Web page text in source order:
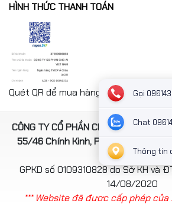
HÌNH THỨC THANH TOÁN
Quét QR để mua hàng nhanh chóng
CÔNG TY CỔ PHẦN CNC-AI VIỆT
55/46 Chính Kinh, Phường Thanh
Nam
GPKD số 0109310828 do Sở KH và
14/08/2020
*** Website đã đươc cấp phép của
Gọi
Chat
Thông tin